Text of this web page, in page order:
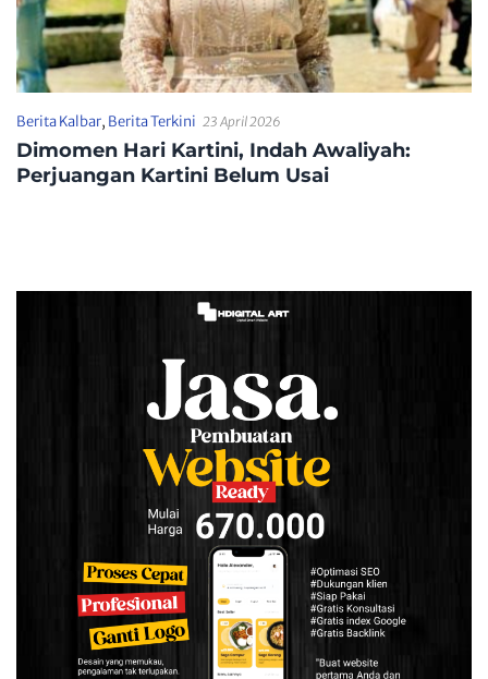
Berita Kalbar, Berita Terkini 23 April 2026
Dimomen Hari Kartini, Indah Awaliyah:
Perjuangan Kartini Belum Usai